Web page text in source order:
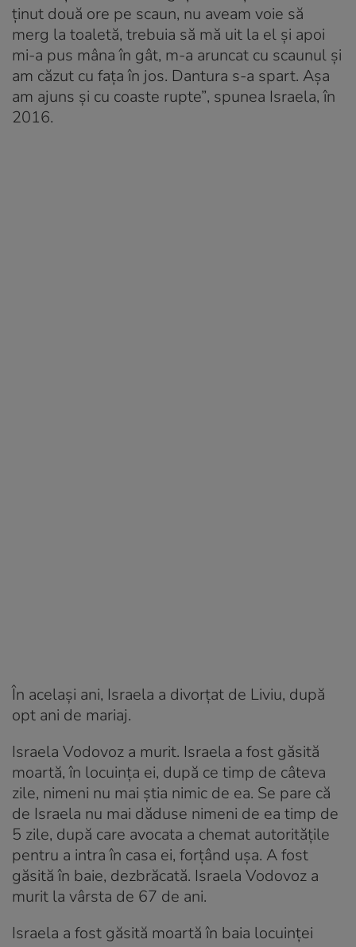
ţinut două ore pe scaun, nu aveam voie să
merg la toaletă, trebuia să mă uit la el şi apoi
mi-a pus mâna în gât, m-a aruncat cu scaunul şi
am căzut cu faţa în jos. Dantura s-a spart. Aşa
am ajuns şi cu coaste rupte”, spunea Israela, în
2016.
În acelaşi ani, Israela a divorţat de Liviu, după
opt ani de mariaj.
Israela Vodovoz a murit. Israela a fost găsită
moartă, în locuinţa ei, după ce timp de câteva
zile, nimeni nu mai ştia nimic de ea. Se pare că
de Israela nu mai dăduse nimeni de ea timp de
5 zile, după care avocata a chemat autoritățile
pentru a intra în casa ei, forțând ușa. A fost
găsită în baie, dezbrăcată. Israela Vodovoz a
murit la vârsta de 67 de ani.
Israela a fost găsită moartă în baia locuinţei